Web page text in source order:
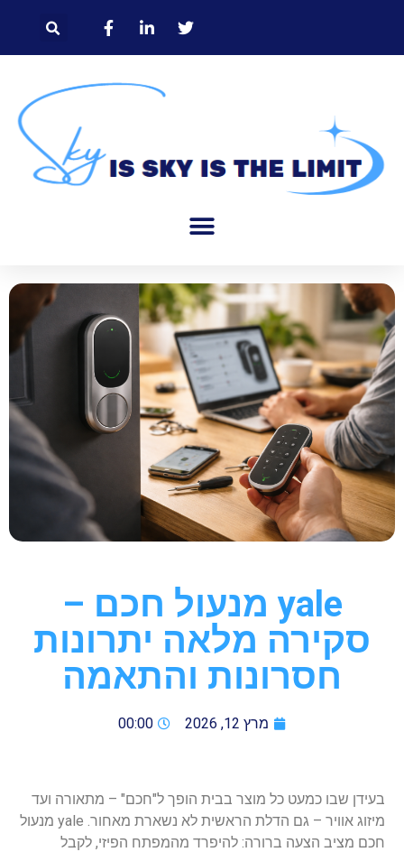
yale מנעול חכם –
סקירה מלאה יתרונות
חסרונות והתאמה
מרץ 12, 2026 00:00
בעידן שבו כמעט כל מוצר בבית הופך ל"חכם" – מתאורה ועד
מיזוג אוויר – גם הדלת הראשית לא נשארת מאחור. yale מנעול
חכם מציב הצעה ברורה: להיפרד מהמפתח הפיזי, לקבל